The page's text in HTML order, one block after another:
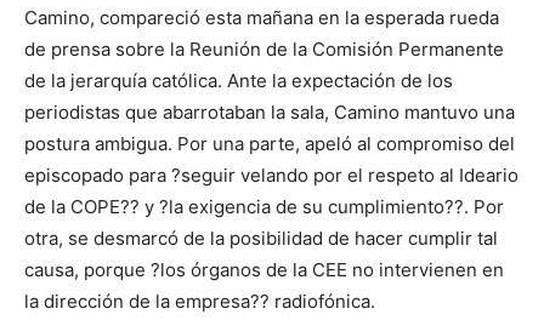
Camino, compareció esta mañana en la esperada rueda
de prensa sobre la Reunión de la Comisión Permanente
de la jerarquía católica. Ante la expectación de los
periodistas que abarrotaban la sala, Camino mantuvo una
postura ambigua. Por una parte, apeló al compromiso del
episcopado para ?seguir velando por el respeto al Ideario
de la COPE?? y ?la exigencia de su cumplimiento??. Por
otra, se desmarcó de la posibilidad de hacer cumplir tal
causa, porque ?los órganos de la CEE no intervienen en
la dirección de la empresa?? radiofónica.